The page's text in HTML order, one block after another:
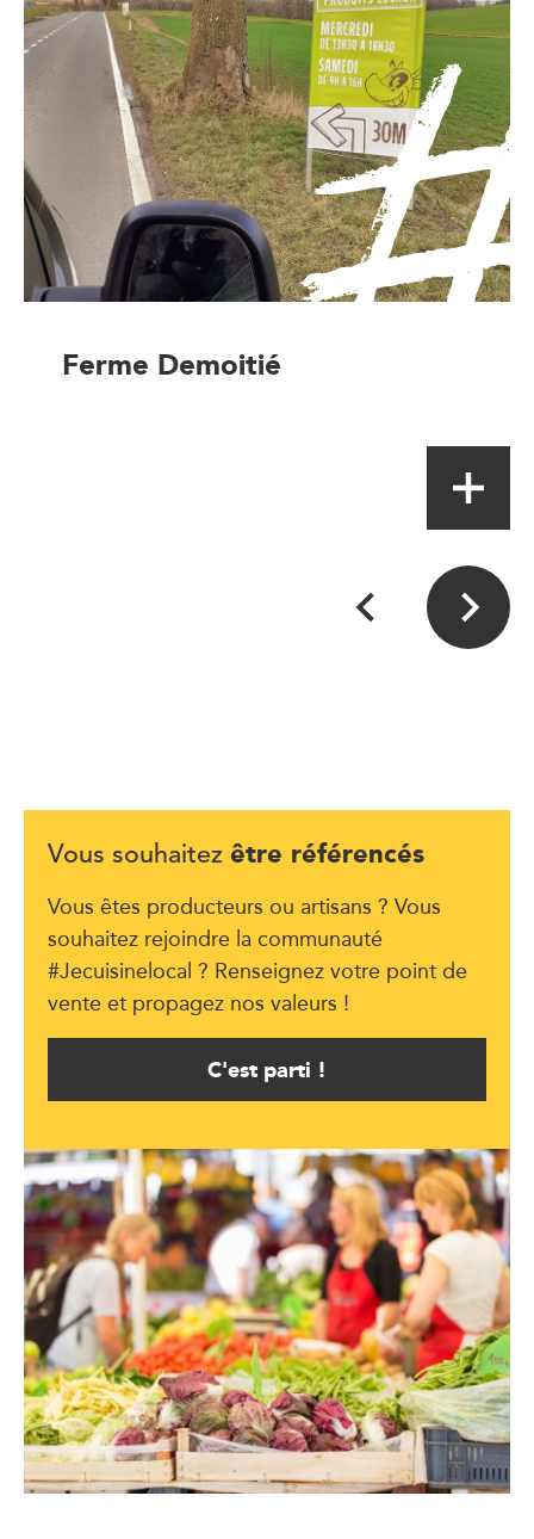
Ferme Demoitié
Vous souhaitez être référencés
Vous êtes producteurs ou artisans ? Vous
souhaitez rejoindre la communauté
#Jecuisinelocal ? Renseignez votre point de
vente et propagez nos valeurs !
C'est parti !